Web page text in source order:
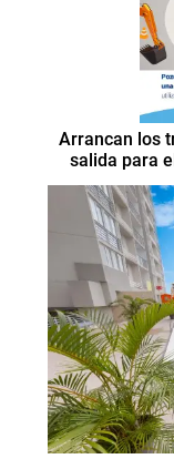
Arrancan los
salida para